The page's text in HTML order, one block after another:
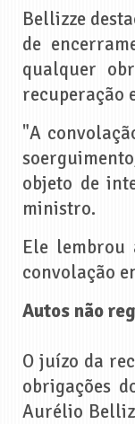
Bellizze
de
qualquer
recuperação
"A
objeto de
ministro.
Ele lembrou
convolação
Autos não
O juízo da
obrigações
Aurélio